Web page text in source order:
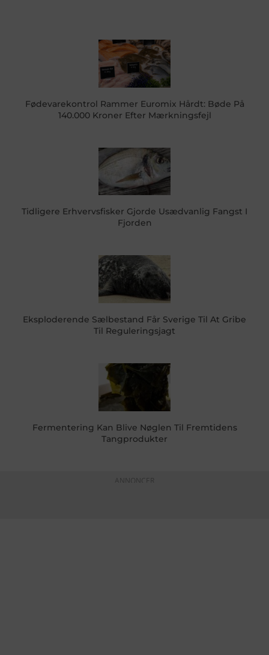
Fødevarekontrol Rammer Euromix Hårdt: Bøde På
140.000 Kroner Efter Mærkningsfejl
Tidligere Erhvervsfisker Gjorde Usædvanlig Fangst I
Fjorden
Eksploderende Sælbestand Får Sverige Til At Gribe
Til Reguleringsjagt
Fermentering Kan Blive Nøglen Til Fremtidens
Tangprodukter
ANNONCER